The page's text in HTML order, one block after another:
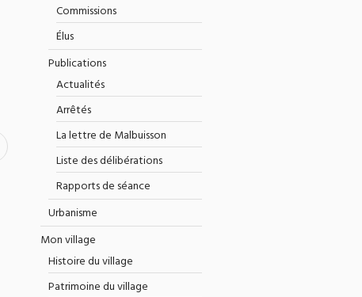
Commissions
Élus
Publications
Actualités
Arrêtés
La lettre de Malbuisson
Liste des délibérations
Rapports de séance
Urbanisme
Mon village
Histoire du village
Patrimoine du village